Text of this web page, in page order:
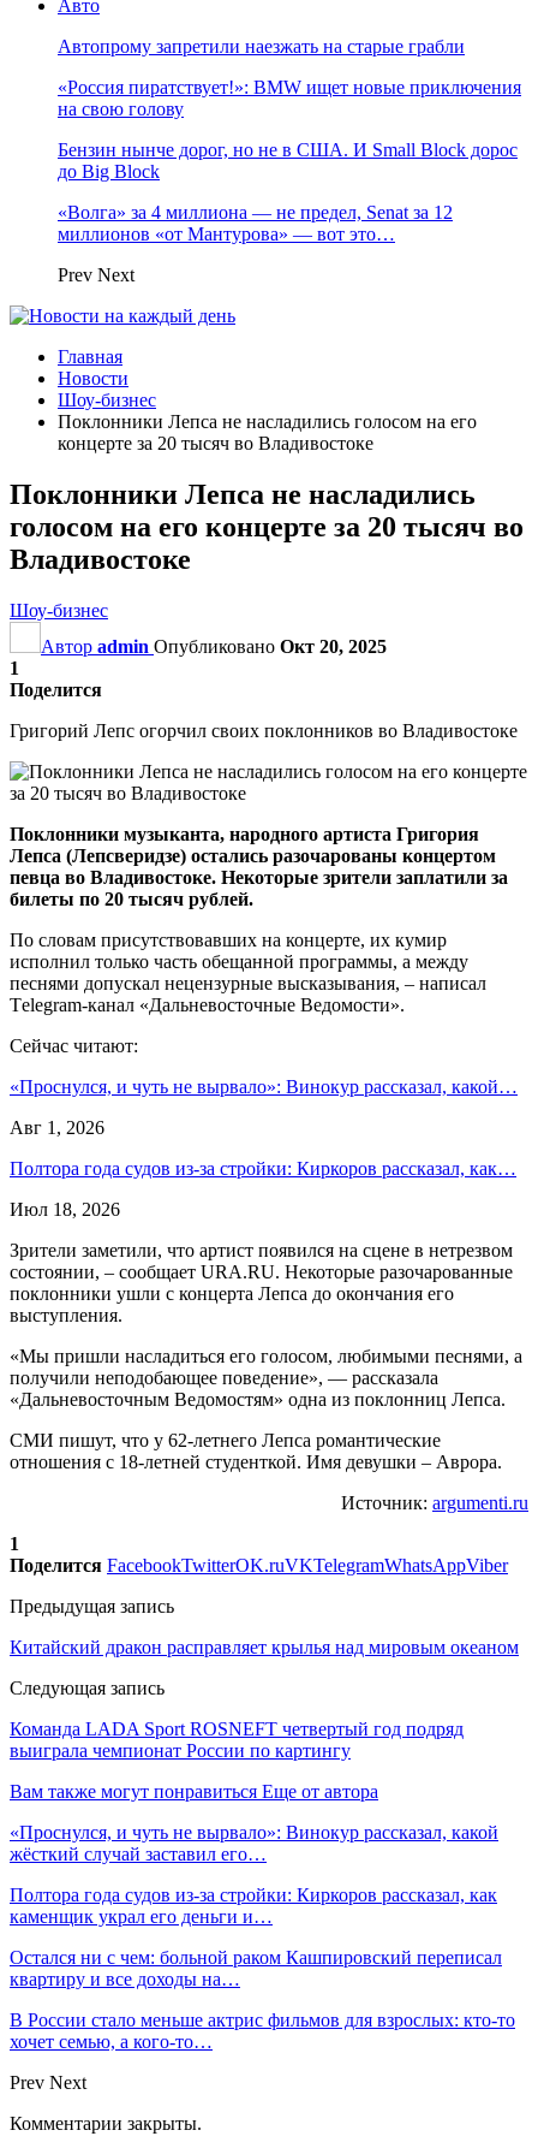
Авто
Автопрому запретили наезжать на старые грабли
«Россия пиратствует!»: BMW ищет новые приключения
на свою голову
Бензин нынче дорог, но не в США. И Small Block дорос
до Big Block
«Волга» за 4 миллиона — не предел, Senat за 12
миллионов «от Мантурова» — вот это…
Prev Next
Главная
Новости
Шоу-бизнес
Поклонники Лепса не насладились голосом на его
концерте за 20 тысяч во Владивостоке
Поклонники Лепса не насладились
голосом на его концерте за 20 тысяч во
Владивостоке
Шоу-бизнес
Автор admin Опубликовано Окт 20, 2025
1
Поделится
Григорий Лепс огорчил своих поклонников во Владивостоке
Поклонники музыканта, народного артиста Григория
Лепса (Лепсверидзе) остались разочарованы концертом
певца во Владивостоке. Некоторые зрители заплатили за
билеты по 20 тысяч рублей.
По словам присутствовавших на концерте, их кумир
исполнил только часть обещанной программы, а между
песнями допускал нецензурные высказывания, – написал
Тelegram-канал «Дальневосточные Ведомости».
Сейчас читают:
«Проснулся, и чуть не вырвало»: Винокур рассказал, какой…
Авг 1, 2026
Полтора года судов из-за стройки: Киркоров рассказал, как…
Июл 18, 2026
Зрители заметили, что артист появился на сцене в нетрезвом
состоянии, – сообщает URA.RU. Некоторые разочарованные
поклонники ушли с концерта Лепса до окончания его
выступления.
«Мы пришли насладиться его голосом, любимыми песнями, а
получили неподобающее поведение», — рассказала
«Дальневосточным Ведомостям» одна из поклонниц Лепса.
СМИ пишут, что у 62-летнего Лепса романтические
отношения с 18-летней студенткой. Имя девушки – Аврора.
Источник: argumenti.ru
1
Поделится FacebookTwitterOK.ruVKTelegramWhatsAppViber
Предыдущая запись
Китайский дракон расправляет крылья над мировым океаном
Следующая запись
Команда LADA Sport ROSNEFT четвертый год подряд
выиграла чемпионат России по картингу
Вам также могут понравиться Еще от автора
«Проснулся, и чуть не вырвало»: Винокур рассказал, какой
жёсткий случай заставил его…
Полтора года судов из-за стройки: Киркоров рассказал, как
каменщик украл его деньги и…
Остался ни с чем: больной раком Кашпировский переписал
квартиру и все доходы на…
В России стало меньше актрис фильмов для взрослых: кто-то
хочет семью, а кого-то…
Prev Next
Комментарии закрыты.